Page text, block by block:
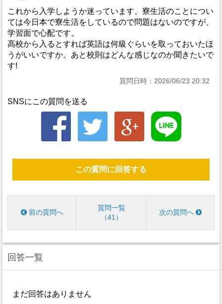
これから入学しようか迷っています。寮生活のことについ
ては今日本で寮生活をしているので問題はないのですが、
学習面で心配です。
高校から入るとすれば英語は何級ぐらいを取っておいたほ
うがいいですか。あと校則はどんな感じなのか聞きたいで
す!
質問日時：2026/06/23 20:32
SNSにこの質問を送る
この質問に回答する
前の質問へ
質問一覧
41
次の質問へ
回答一覧
まだ回答はありません